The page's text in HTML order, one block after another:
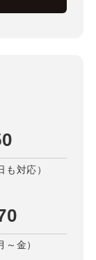
対応）
金）